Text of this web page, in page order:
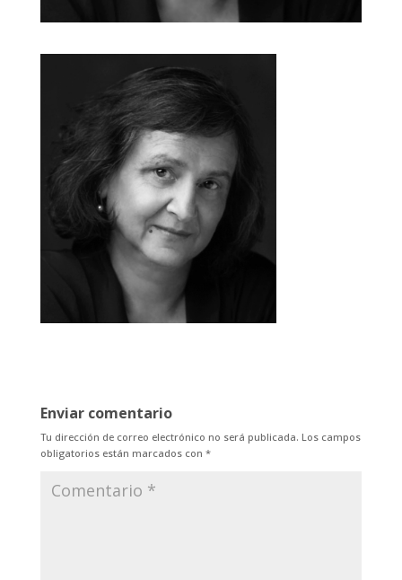
Enviar comentario
Tu dirección de correo electrónico no será publicada. Los campos
obligatorios están marcados con *